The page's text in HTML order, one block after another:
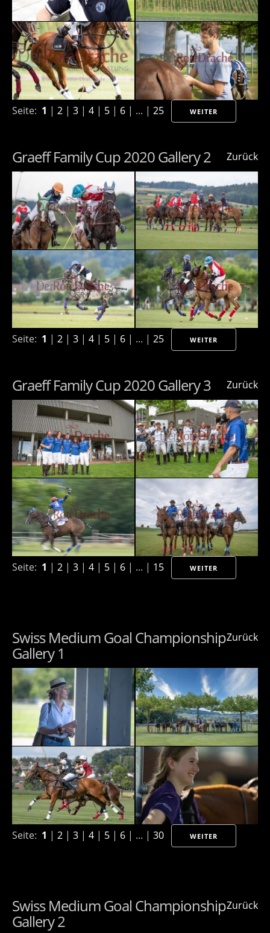
Seite: 1 | 2 | 3 | 4 | 5 | 6 | ... | 25 WEITER
Zurück
Graeff Family Cup 2020 Gallery 2
Seite: 1 | 2 | 3 | 4 | 5 | 6 | ... | 25 WEITER
Zurück
Graeff Family Cup 2020 Gallery 3
Seite: 1 | 2 | 3 | 4 | 5 | 6 | ... | 15 WEITER
Zurück
Swiss Medium Goal Championship
Gallery 1
Seite: 1 | 2 | 3 | 4 | 5 | 6 | ... | 30 WEITER
Zurück
Swiss Medium Goal Championship
Gallery 2